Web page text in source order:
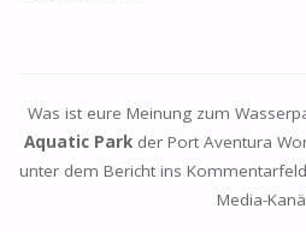
Was ist eure Meinung zum
Aquatic Park der Port Aventura
unter dem Bericht ins
Media-